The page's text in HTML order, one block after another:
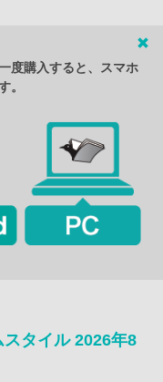
度購入すると、スマホ
。
スタイル 2026年8